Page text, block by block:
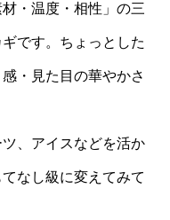
・温度・相性」の三
です。ちょっとした
・見た目の華やかさ
、アイスなどを活か
なし級に変えてみて